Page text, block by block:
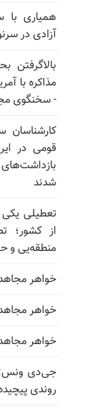
همیاری با
آزادی در
بالا‌گرفتن
مذاکره با
- سخنگوی
قومی در
شدند
تعطیلی یکی
از کشور؛
منطقه‌یی و
خواهر
خواهر
خواهر
جی‌دی ونس:
روندی